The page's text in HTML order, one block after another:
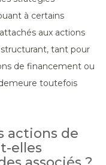
à certains
aux actions
tant pour
de financement ou
toutefois
actions de
elles